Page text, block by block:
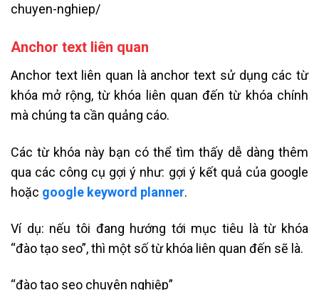
chuyen-nghiep/
Anchor text liên quan
Anchor text liên quan là anchor text sử dụng các từ
khóa mở rộng, từ khóa liên quan đến từ khóa chính
mà chúng ta cần quảng cáo.
Các từ khóa này bạn có thể tìm thấy dễ dàng thêm
qua các công cụ gợi ý như: gợi ý kết quả của google
hoặc google keyword planner.
Ví dụ: nếu tôi đang hướng tới mục tiêu là từ khóa
“đào tạo seo”, thì một số từ khóa liên quan đến sẽ là.
“đào tạo seo chuyên nghiệp”